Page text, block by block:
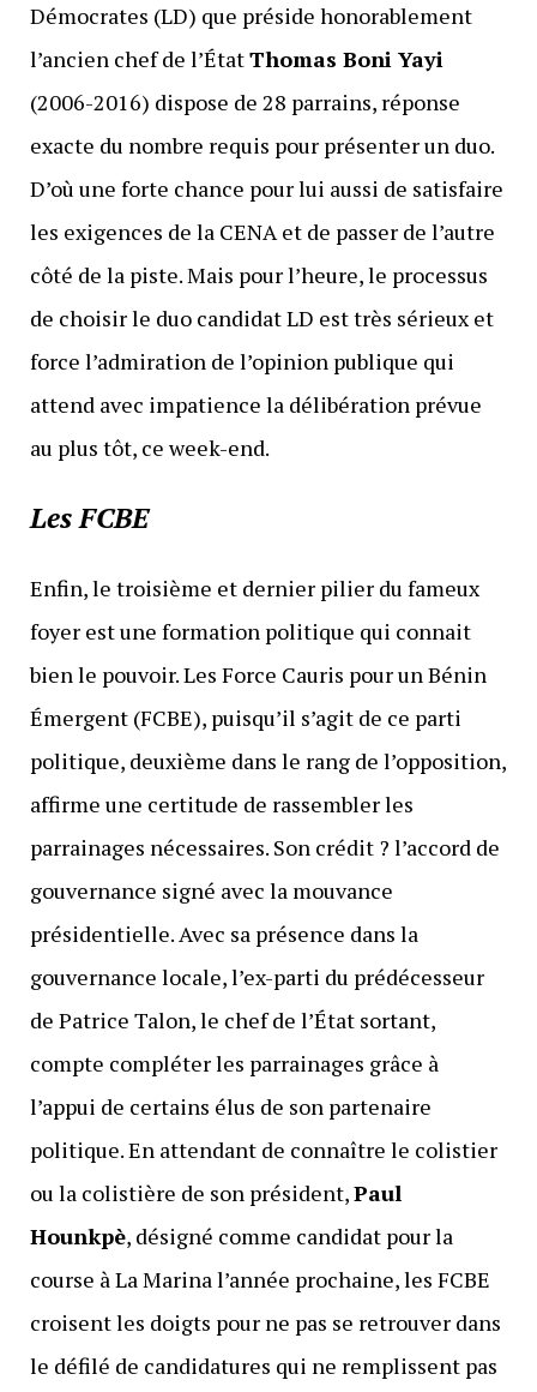
Démocrates (LD) que préside honorablement
l’ancien chef de l’ÉtatThomas Boni Yayi
(2006-2016) dispose de 28 parrains, réponse
exacte du nombre requis pour présenter un duo.
D’où une forte chance pour lui aussi de satisfaire
les exigences de la CENA et de passer de l’autre
côté de la piste. Mais pour l’heure, le processus
de choisir le duo candidat LD est très sérieux et
force l’admiration de l’opinion publique qui
attend avec impatience la délibération prévue
au plus tôt, ce week-end.
Les FCBE
Enfin, le troisième et dernier pilier du fameux
foyer est une formation politique qui connait
bien le pouvoir. Les Force Cauris pour un Bénin
Émergent (FCBE), puisqu’il s’agit de ce parti
politique, deuxième dans le rang de l’opposition,
affirme une certitude de rassembler les
parrainages nécessaires. Son crédit ? l’accord de
gouvernance signé avec la mouvance
présidentielle. Avec sa présence dans la
gouvernance locale, l’ex-parti du prédécesseur
de Patrice Talon, le chef de l’État sortant,
compte compléter les parrainages grâce à
l’appui de certains élus de son partenaire
politique. En attendant de connaître le colistier
ou la colistière de son président,Paul
Hounkpè, désigné comme candidat pour la
course à La Marina l’année prochaine, les FCBE
croisent les doigts pour ne pas se retrouver dans
le défilé de candidatures qui ne remplissent pas